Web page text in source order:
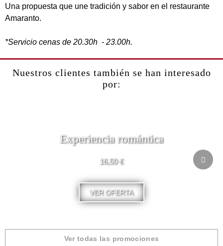
Una propuesta que une tradición y sabor en el restaurante
Amaranto.
*Servicio cenas de 20.30h - 23.00h.
Nuestros clientes también se han interesado
por:
Experiencia romántica
16,50 €
VER OFERTA
Ver todas las promociones